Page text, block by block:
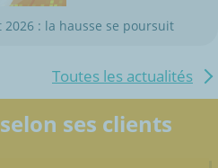
: la hausse se poursuit
Toutes les actualités
ses clients